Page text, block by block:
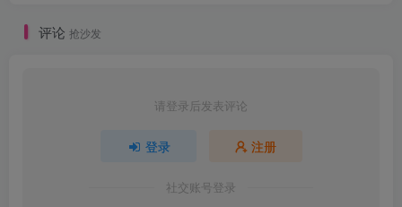
评论 抢沙发
请登录后发表评论
登录 注册
社交账号登录